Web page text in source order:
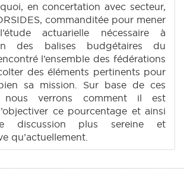
en concertation avec secteur,
commanditée pour mener
actuarielle nécessaire à
des balises budgétaires du
l’ensemble des fédérations
des éléments pertinents pour
sa mission. Sur base de ces
nous verrons comment il est
ce pourcentage et ainsi
discussion plus sereine et
qu’actuellement.